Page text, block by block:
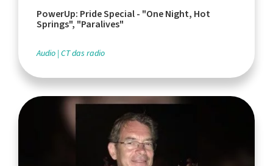
PowerUp: Pride Special - "One Night, Hot
Springs", "Paralives"
Audio CT das radio